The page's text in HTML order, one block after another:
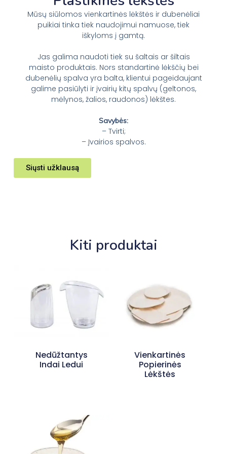
Mūsų siūlomos vienkartinės lėkštės ir dubenėliai
puikiai tinka tiek naudojimui namuose, tiek
iškyloms į gamtą.
Jas galima naudoti tiek su šaltais ar šiltais
maisto produktais. Nors standartinė lėkščių bei
dubenėlių spalva yra balta, klientui pageidaujant
galime pasiūlyti ir įvairių kitų spalvų (geltonos,
mėlynos, žalios, raudonos) lėkštes.
Savybės:
– Tvirti;
– Įvairios spalvos.
Siųsti užklausą
Kiti produktai
Nedūžtantys
Indai Ledui
Vienkartinės
Popierinės
Lėkštės